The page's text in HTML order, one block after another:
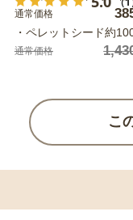
通常価格
・ペレットシード約
通常価格
こ